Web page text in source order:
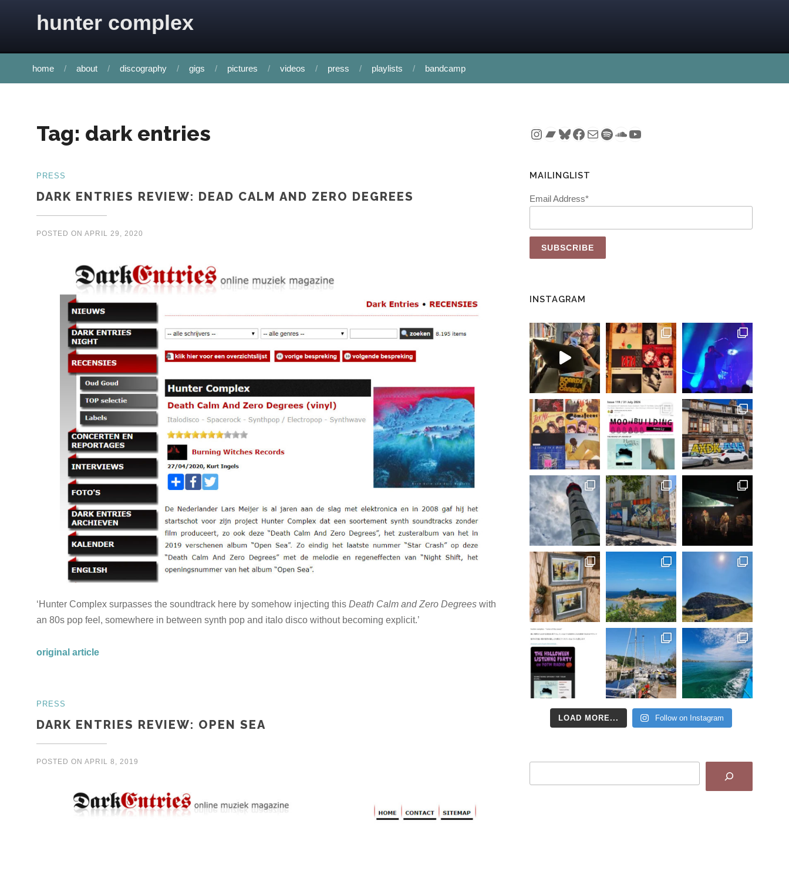
hunter complex
home about discography gigs pictures videos press playlists bandcamp
Tag: dark entries
PRESS
DARK ENTRIES REVIEW: DEAD CALM AND ZERO DEGREES
POSTED ON APRIL 29, 2020
‘Hunter Complex surpasses the soundtrack here by somehow injecting this Death Calm and Zero Degrees with
an 80s pop feel, somewhere in between synth pop and italo disco without becoming explicit.’
original article
PRESS
DARK ENTRIES REVIEW: OPEN SEA
POSTED ON APRIL 8, 2019
Instagram
Bandcamp
Bluesky
Facebook
MailSpotify
SoundCloud
YouTube
MAILINGLIST
Email Address*
INSTAGRAM
LOAD MORE... Follow on Instagram